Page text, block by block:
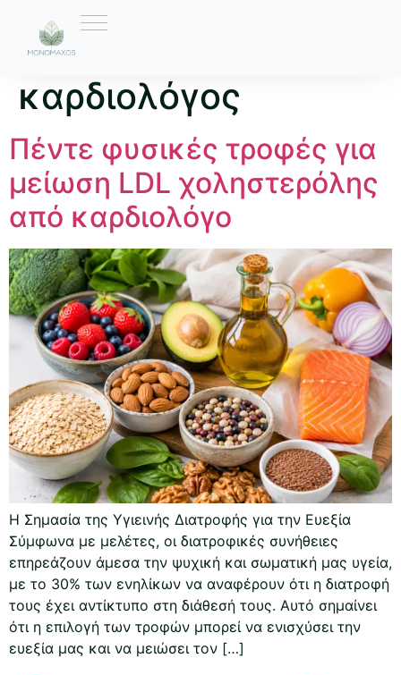
Ετικέτα:
καρδιολόγος
Πέντε φυσικές τροφές για
μείωση LDL χοληστερόλης
από καρδιολόγο
Η Σημασία της Υγιεινής Διατροφής για την Ευεξία
Σύμφωνα με μελέτες, οι διατροφικές συνήθειες
επηρεάζουν άμεσα την ψυχική και σωματική μας υγεία,
με το 30% των ενηλίκων να αναφέρουν ότι η διατροφή
τους έχει αντίκτυπο στη διάθεσή τους. Αυτό σημαίνει
ότι η επιλογή των τροφών μπορεί να ενισχύσει την
ευεξία μας και να μειώσει τον […]